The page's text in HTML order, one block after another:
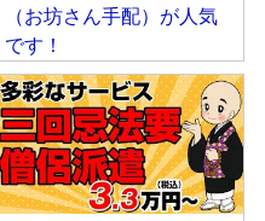
（お坊さん手配）が人気
です！